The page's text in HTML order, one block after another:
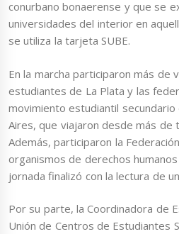
conurbano bonaerense y que se
universidades del interior en
se utiliza la tarjeta SUBE.
En la marcha participaron más de
estudiantes de La Plata y las
movimiento estudiantil secundario
Aires, que viajaron desde más de
Además, participaron la
organismos de derechos
jornada finalizó con la lectura de
Por su parte, la Coordinadora de
Unión de Centros de Estudiantes